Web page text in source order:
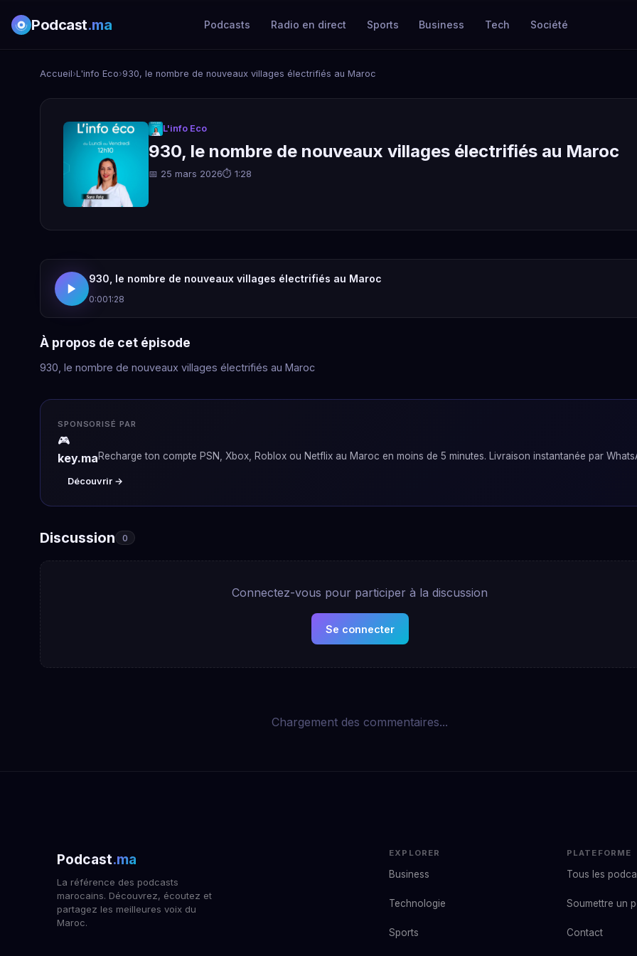
Podcast.ma Podcasts Radio en direct Sports Business Tech Société
Accueil›L'info Eco›930, le nombre de nouveaux villages électrifiés au Maroc
L'info Eco
930, le nombre de nouveaux villages électrifiés au Maroc
📅 25 mars 2026⏱ 1:28
930, le nombre de nouveaux villages électrifiés au Maroc
0:001:28
À propos de cet épisode
930, le nombre de nouveaux villages électrifiés au Maroc
SPONSORISÉ PAR
🎮
key.maRecharge ton compte PSN, Xbox, Roblox ou Netflix au Maroc en moins de 5 minutes. Livraison instantanée par
Découvrir →
Discussion 0
Connectez-vous pour participer à la discussion
Se connecter
Chargement des commentaires...
Podcast.ma
La référence des podcasts
marocains. Découvrez, écoutez et
partagez les meilleures voix du
Maroc.
EXPLORER
Business
Technologie
Sports
PLATEFORME
Tous les
Soumettre un
Contact